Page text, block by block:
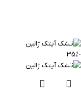
-35%